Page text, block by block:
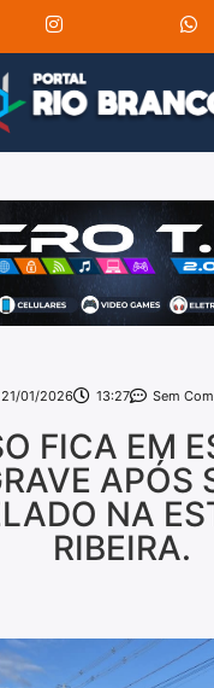
21/01/2026 13:27 Sem
FICA EM
APÓS
NA
RIBEIRA.